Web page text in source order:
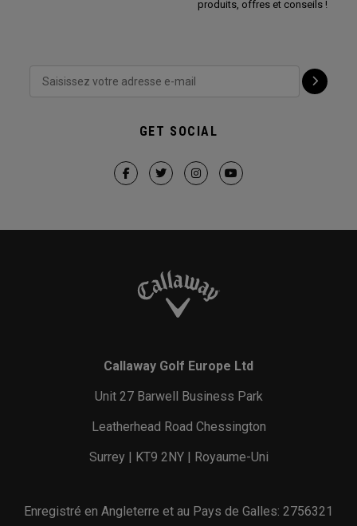
produits, offres et conseils !
GET SOCIAL
Callaway Golf Europe Ltd
Unit 27 Barwell Business Park
Leatherhead Road Chessington
Surrey | KT9 2NY | Royaume-Uni
Enregistré en Angleterre et au Pays de Galles: 2756321